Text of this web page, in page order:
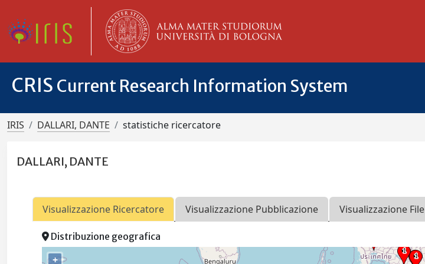
CRIS Current Research Information System
IRIS DALLARI, DANTE statistiche ricercatore
DALLARI, DANTE
Visualizzazione Ricercatore Visualizzazione Pubblicazione Visualizzazione File
Distribuzione geografica
+